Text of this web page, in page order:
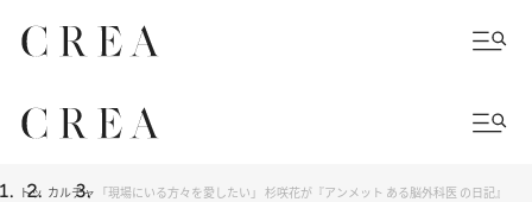
トッ カルチャ
「現場にいる方々を愛したい」 杉咲花が『アンメット ある脳外科医 の日記』